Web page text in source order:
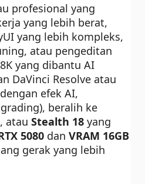
profesional yang
yang lebih berat,
yang lebih kompleks,
atau pengeditan
yang dibantu AI
DaVinci Resolve atau
efek AI,
beralih ke
, atau Stealth 18 yang
5080 dan VRAM 16GB
gerak yang lebih